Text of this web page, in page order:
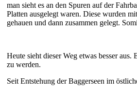
man sieht es an den Spuren auf der
Platten ausgelegt waren. Diese wurden
gehauen und dann zusammen gelegt.
Heute sieht dieser Weg etwas besser
zu werden.
Seit Entstehung der Baggerseen im